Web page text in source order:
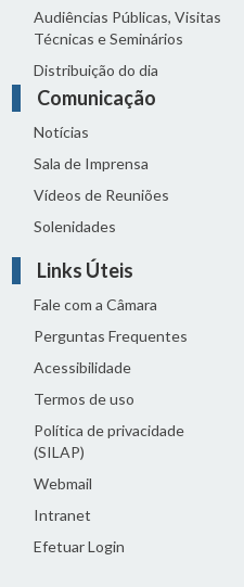
Audiências Públicas, Visitas
Técnicas e Seminários
Distribuição do dia
Comunicação
Notícias
Sala de Imprensa
Vídeos de Reuniões
Solenidades
Links Úteis
Fale com a Câmara
Perguntas Frequentes
Acessibilidade
Termos de uso
Política de privacidade
(SILAP)
Webmail
Intranet
Efetuar Login